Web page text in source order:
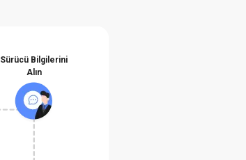
Sürücü Bilgilerini
Alın